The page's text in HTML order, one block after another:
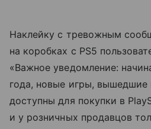
Наклейку с тревожным
на коробках с PS5
«Важное уведомление:
года, новые игры, вышедшие
доступны для покупки в
и у розничных продавцов